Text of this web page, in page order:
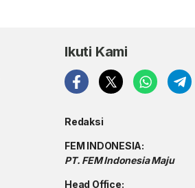
Ikuti Kami
Redaksi
FEM INDONESIA:
PT. FEM Indonesia Maju
Head Office: